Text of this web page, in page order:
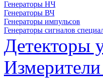
Генераторы НЧ
Генераторы ВЧ
Генераторы импульсов
Генераторы сигналов
Детекторы